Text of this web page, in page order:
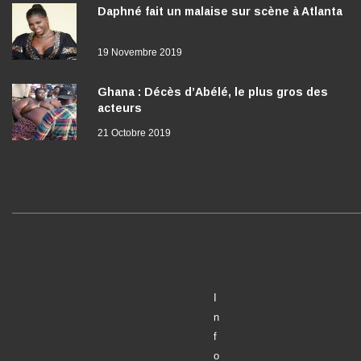
Daphné fait un malaise sur scène à Atlanta
19 Novembre 2019
Ghana : Décès d’Abélé, le plus gros des
acteurs
21 Octobre 2019
I
n
f
o